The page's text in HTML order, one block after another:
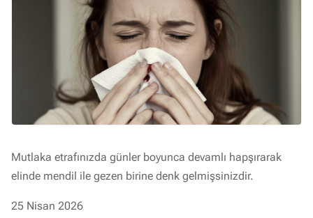
Mutlaka etrafınızda günler boyunca devamlı hapşırarak
elinde mendil ile gezen birine denk gelmişsinizdir.
25 Nisan 2026